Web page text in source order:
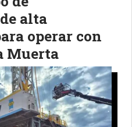
alta
operar con
Muerta